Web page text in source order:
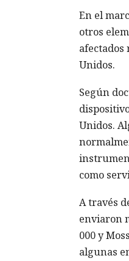
En el
otros
afectados
Unidos.
Según
Unidos.
como
A través
enviaron
000 y
algunas